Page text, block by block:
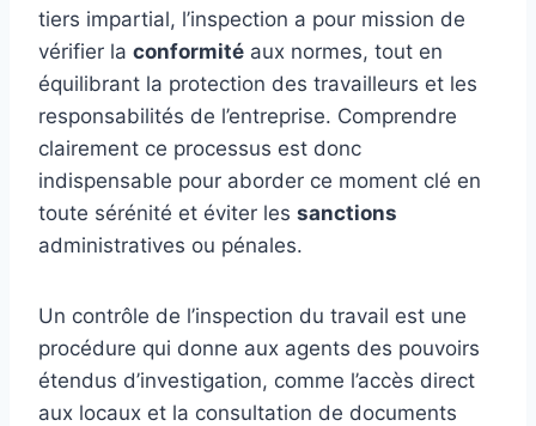
tiers impartial, l’inspection a pour mission de
vérifier la conformité aux normes, tout en
équilibrant la protection des travailleurs et les
responsabilités de l’entreprise. Comprendre
clairement ce processus est donc
indispensable pour aborder ce moment clé en
toute sérénité et éviter les sanctions
administratives ou pénales.
Un contrôle de l’inspection du travail est une
procédure qui donne aux agents des pouvoirs
étendus d’investigation, comme l’accès direct
aux locaux et la consultation de documents